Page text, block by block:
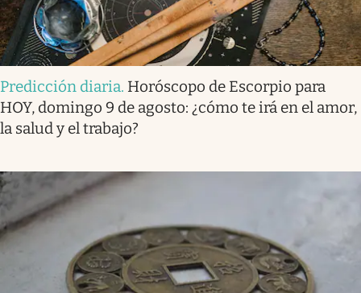
Predicción diaria. Horóscopo de Escorpio para
HOY, domingo 9 de agosto: ¿cómo te irá en el amor,
la salud y el trabajo?